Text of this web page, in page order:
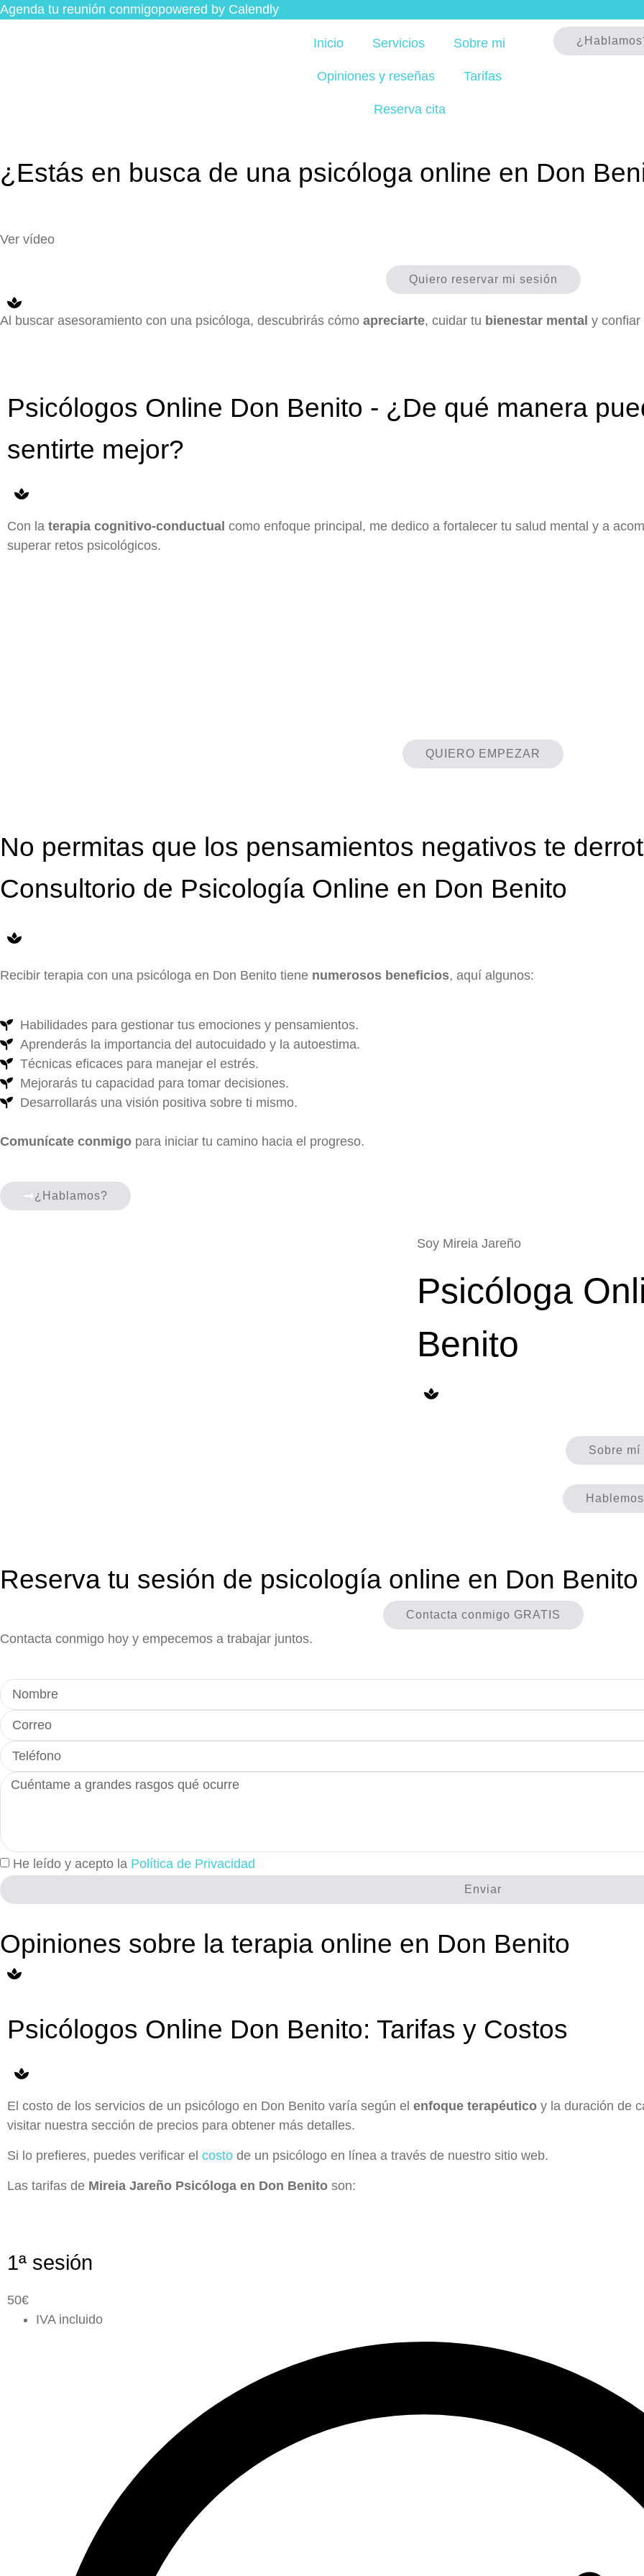
Agenda tu reunión conmigopowered by Calendly
Inicio Servicios Sobre mi
Opiniones y reseñas Tarifas
Reserva cita
¿Estás en busca de una psicóloga online en Don
Ver vídeo
Quiero reservar mi sesión
Al buscar asesoramiento con una psicóloga, descubrirás cómo apreciarte, cuidar tu bienestar mental y confiar
Psicólogos Online Don Benito - ¿De qué manera
sentirte mejor?
Con la terapia cognitivo-conductual como enfoque principal, me dedico a fortalecer tu salud mental y a
superar retos psicológicos.
QUIERO EMPEZAR
No permitas que los pensamientos negativos te
Consultorio de Psicología Online en Don Benito
Recibir terapia con una psicóloga en Don Benito tiene numerosos beneficios, aquí algunos:
Habilidades para gestionar tus emociones y pensamientos.
Aprenderás la importancia del autocuidado y la autoestima.
Técnicas eficaces para manejar el estrés.
Mejorarás tu capacidad para tomar decisiones.
Desarrollarás una visión positiva sobre ti mismo.
Comunícate conmigo para iniciar tu camino hacia el progreso.
¿Hablamos?
Soy Mireia Jareño
Psicóloga
Benito
Sobre mí
Hablemos
Reserva tu sesión de psicología online en Don Benito
Contacta conmigo GRATIS
Contacta conmigo hoy y empecemos a trabajar juntos.
He leído y acepto la Política de Privacidad
Enviar
Opiniones sobre la terapia online en Don Benito
Psicólogos Online Don Benito: Tarifas y Costos
El costo de los servicios de un psicólogo en Don Benito varía según el enfoque terapéutico y la duración de
visitar nuestra sección de precios para obtener más detalles.
Si lo prefieres, puedes verificar el costo de un psicólogo en línea a través de nuestro sitio web.
Las tarifas de Mireia Jareño Psicóloga en Don Benito son:
1ª sesión
50€
IVA incluido